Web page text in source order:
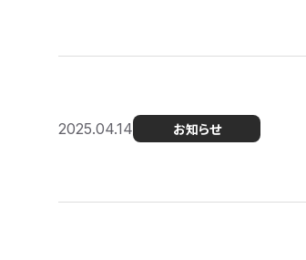
2025.04.14 お知らせ